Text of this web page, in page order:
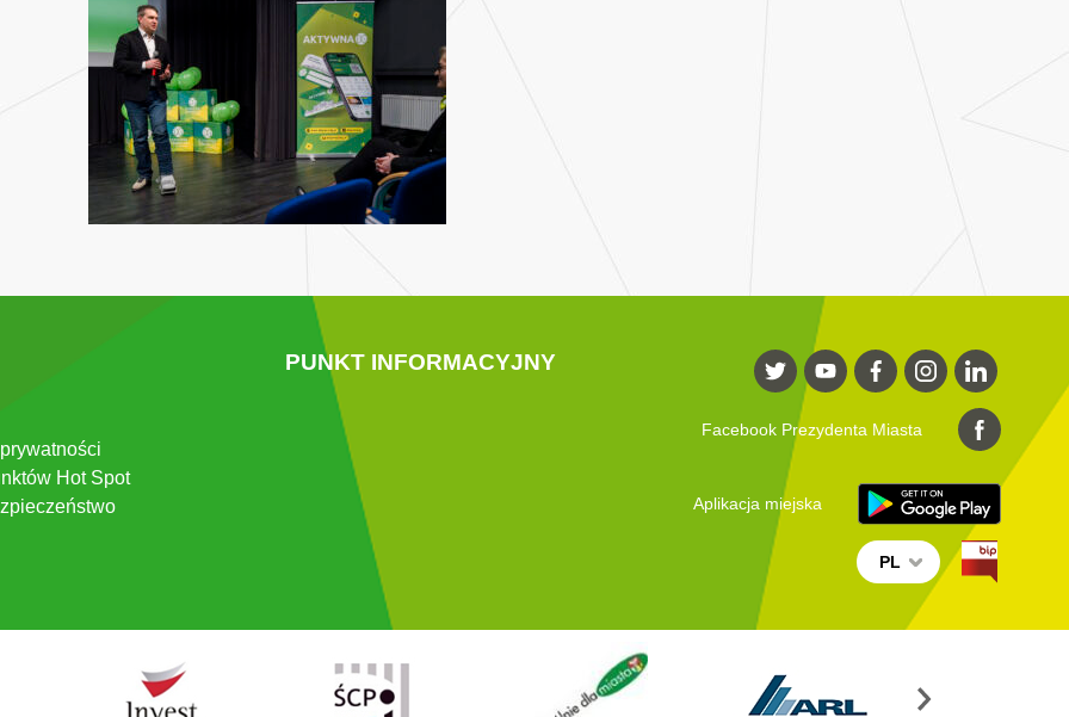
Hot Spot
PUNKT INFORMACYJNY
Facebook Prezydenta Miasta
Aplikacja miejska
PL